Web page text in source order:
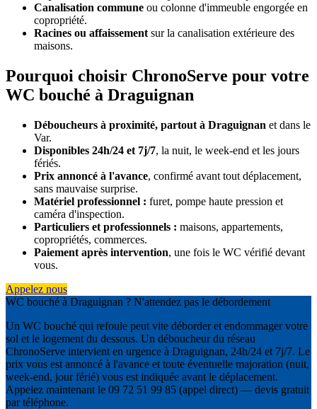
Canalisation commune ou colonne d'immeuble engorgée en
copropriété.
Racines ou affaissement sur la canalisation extérieure des
maisons.
Pourquoi choisir ChronoServe pour votre
WC bouché à Draguignan
Déboucheurs à proximité, partout à Draguignan et dans le
Var.
Disponibles 24h/24 et 7j/7, la nuit, le week-end et les jours
fériés.
Prix annoncé à l'avance, confirmé avant tout déplacement,
sans mauvaise surprise.
Matériel professionnel : furet, pompe haute pression et
caméra d'inspection.
Particuliers et professionnels : maisons, appartements,
copropriétés, commerces.
Paiement après intervention, une fois le WC vérifié devant
vous.
Appelez nous
WC bouché à Draguignan ? N'attendez pas le débordement
Un WC bouché qui refoule peut vite déborder et endommager votre
sol et le logement du dessous. Un déboucheur du réseau
ChronoServe intervient en urgence à Draguignan, 24h/24 et 7j/7. Le
prix vous est annoncé à l'avance et toute éventuelle majoration (nuit,
week-end, jour férié) vous est indiquée avant le déplacement.
Appelez maintenant le 09 72 51 99 85 (appel direct) — devis gratuit
par téléphone.